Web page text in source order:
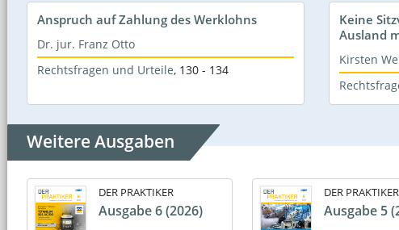
Anspruch auf Zahlung des Werklohns
Dr. jur. Franz Otto
Rechtsfragen und Urteile, 130 - 134
Keine
Ausland
Kirsten
Weitere Ausgaben
DER PRAKTIKER
Ausgabe 6 (2026)
DER PRAKTIKER
Ausgabe 5